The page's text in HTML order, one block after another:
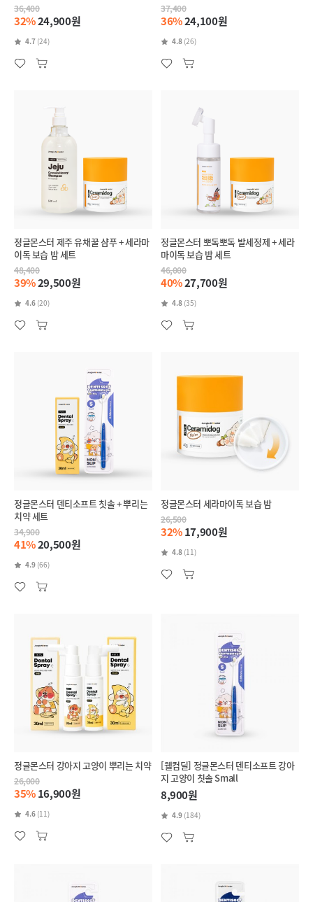
36,400
32%24,900원
4.7 (24)
37,400
36%24,100원
4.8 (26)
정글몬스터 제주 유채꿀 샴푸 + 세라마
이독 보습 밤 세트
48,400
39%29,500원
4.6 (20)
정글몬스터 뽀독뽀독 발세정제 + 세라
마이독 보습 밤 세트
46,000
40%27,700원
4.8 (35)
정글몬스터 덴티소프트 칫솔 + 뿌리는
치약 세트
34,900
41%20,500원
4.9 (66)
정글몬스터 세라마이독 보습 밤
26,500
32%17,900원
4.8 (11)
정글몬스터 강아지 고양이 뿌리는 치약
26,000
35%16,900원
4.6 (11)
[웰컴딜] 정글몬스터 덴티소프트 강아
지 고양이 칫솔 Small
8,900원
4.9 (184)